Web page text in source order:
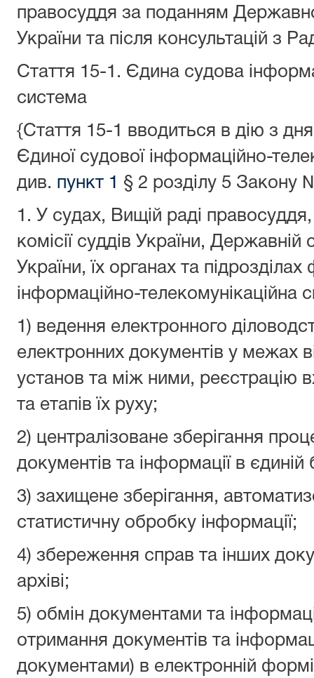
правосуддя за поданням
України та після консультацій з
Стаття 15-1 . Єдина судова
система
{Стаття 15-1
вводиться в дію з
Єдиної судової інформаційно-
див. пункт 1 § 2 розділу 5 Закону
1. У судах, Вищій раді правосуддя,
комісії суддів України, Державній
України, їх органах та
інформаційно-телекомунікаційна
1) ведення електронного
електронних документів у межах
установ та між ними, реєстрацію
та етапів їх руху;
2) централізоване зберігання
документів та інформації в єдиній
3) захищене зберігання,
статистичну обробку інформації;
4) збереження справ та інших
архіві;
5) обмін документами та
отримання документів та
документами) в електронній